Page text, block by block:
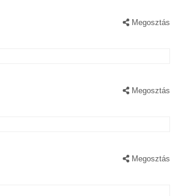
Megosztás
Megosztás
Megosztás